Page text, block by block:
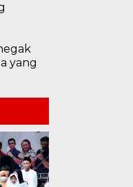
yang